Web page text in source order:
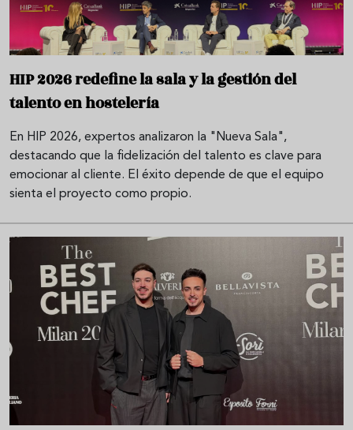
HIP 2026 redefine la sala y la gestión del
talento en hostelería
En HIP 2026, expertos analizaron la "Nueva Sala",
destacando que la fidelización del talento es clave para
emocionar al cliente. El éxito depende de que el equipo
sienta el proyecto como propio.